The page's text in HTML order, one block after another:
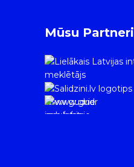
Mūsu Partneri
www.gudrie
m.lv/atrie-